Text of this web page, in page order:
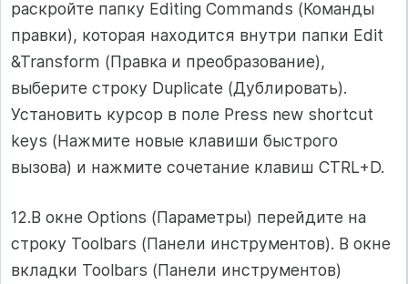
раскройте папку Editing Commands (Команды
правки), которая находится внутри папки Edit
&Transform (Правка и преобразование),
выберите строку Duplicate (Дублировать).
Установить курсор в поле Press new shortcut
keys (Нажмите новые клавиши быстрого
вызова) и нажмите сочетание клавиш CTRL+D.
12.В окне Options (Параметры) перейдите на
строку Toolbars (Панели инструментов). В окне
вкладки Toolbars (Панели инструментов)